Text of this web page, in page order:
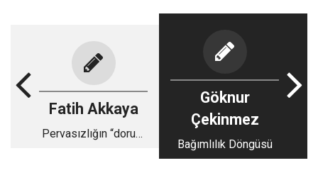
Fatih Akkaya
Pervasızlığın “doruk”
Göknur
Çekinmez
Bağımlılık Döngüsü